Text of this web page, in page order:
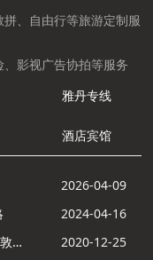
、自由行等旅游定制服
影视广告协拍等服务
雅丹专线
酒店宾馆
2026-04-09
2024-04-16
敦煌市旅行社协会首届西北供应商大会在敦煌召开
2020-12-25